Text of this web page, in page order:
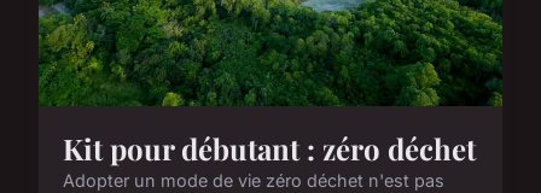
Kit pour débutant : zéro déchet
Adopter un mode de vie zéro déchet n'est pas